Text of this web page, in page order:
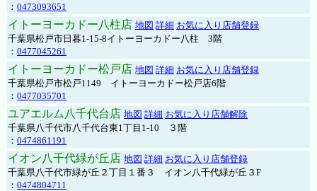
： 0473093651
イトーヨーカドー八柱店 地図 詳細 お気に入り店舗登録
千葉県松戸市日暮1-15-8イトーヨーカドー八柱 3階
： 0477045261
イトーヨーカドー松戸店 地図 詳細 お気に入り店舗登録
千葉県松戸市松戸1149 イトーヨーカドー松戸店6階
： 0477035701
ユアエルム八千代台店 地図 詳細 お気に入り店舗解除
千葉県八千代市八千代台東1丁目1-10 ３階
： 0474861191
イオン八千代緑が丘店 地図 詳細 お気に入り店舗登録
千葉県八千代市緑が丘２丁目１番３ イオン八千代緑が丘３F
： 0474804711